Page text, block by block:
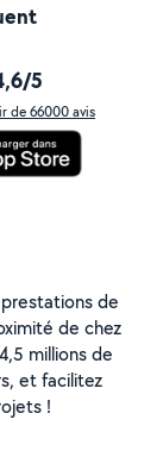
5
de 66000 avis
de
de chez
millions de
et facilitez
!